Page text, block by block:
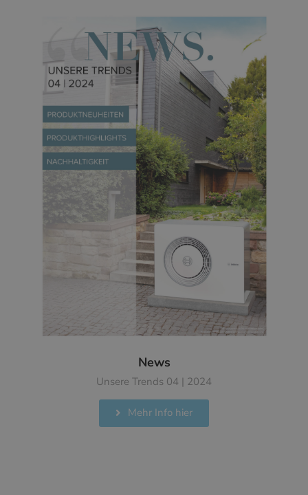
News
Unsere Trends 04 | 2024
Mehr Info hier